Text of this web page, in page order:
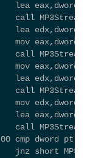
lea eax,dword
call
lea
mov eax,dword
call
mov
lea edx,dword
call
mov edx,dword
lea eax,dword
call
cmp dword ptr
jnz short